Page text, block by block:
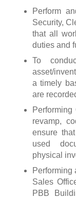
Perform
Security,
that all
duties and
To
asset/
a timely
are
revamp,
ensure
used
physical
Performing
Sales
PBB